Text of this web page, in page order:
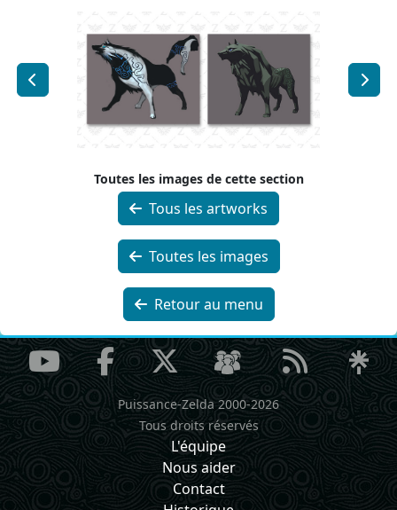
Toutes les images de cette section
Tous les artworks
Toutes les images
Retour au menu
Puissance-Zelda 2000-2026
Tous droits réservés
L'équipe
Nous aider
Contact